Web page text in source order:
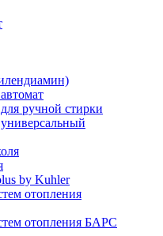
ручной стирки
by Kuhler
отопления
отопления БАРС